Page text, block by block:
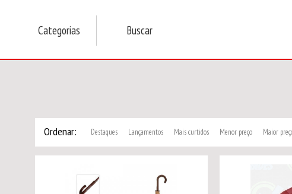
Categorias Buscar
Ordenar: Destaques Lançamentos Mais curtidos Menor preço Maior